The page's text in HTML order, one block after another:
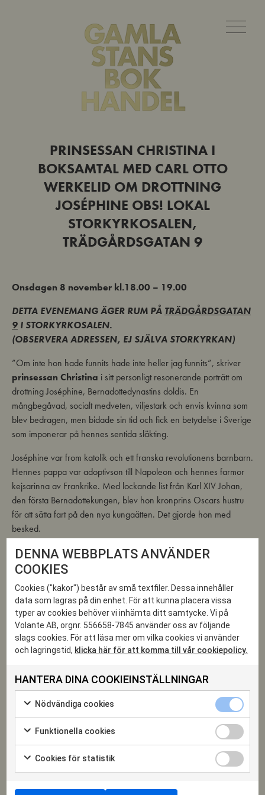
PRINSESSAN CHRISTINA I
BOKSAMTAL MED CARL OTTO
WERKELID OM DROTTNING
JOSÉPHINE OBS! LOKAL
STORKYRKOSALEN,
TRÄDGÅRDSGATAN 9
Onsdagen 8 november kl.18.00 – 19.00
DETTA EVENEMANG ÄGER RUM PÅ TRÄDGÅRDSGATAN
9 I STORKYRKOSALEN.
(OBSERVERA ADRESSEN, EJ SJÄLVA STORKYRKAN)
”Om inte hon hade funnits hade inte heller jag funnits”, skriver
prinsessan Christina i sitt personligt resonerande porträtt om
drottning Joséphine, Bernadottedynastins doldis. En
mångbegåvad, socialt medveten, viljestark och envis kvinna som
blev bedragen, men bidade sin tid och fick en betydelse i Sverige
som imponerar på hennes sentida släkting.
Joséphine var from katolik och ett franska revolutionens barnbarn.
Hennes pappa var adoptivson till Napoleon och hennes farmor
kejsarinna av Frankrike. Med lockande list från Karl XIV Johan,
den första Bernadottekungen, blev hon kronprins Oscars hustru
för att sätta fart på den nya kungaätten. Det gjorde hon med
besked.
Detta ärprinsessan Christinastredje bok i samarbete med
Carl Otto Werkelid
Prinsessan ChristinaFru Magnuson är syster till kung Carl XVI
Gustaf. Efter studenten 1963 studerade hon vid Radcliffe College i
USA och senare också konsthistoria vid Stockholms universitet. I
många år var hon arbetande styrelseordförande för Svenska
Röda Korset och har också haft uppdrag för Internationella Röda
engagemang för svensk dans och andra kulturyttringar finns
bland hennes många insatser. Tillsammans med journalisten och
kulturskribenten Carl Otto Werkelid har hon skrivit
böckernaDagar på Drottningholm(2016) ochHon kallades
Daisy (2020).
Samtalet hålls i Storkyrkans lokal Storkyrkosalen på
Trädgårdsgatan 9.Karta hittar duhär.
DENNA WEBBPLATS ANVÄNDER
COOKIES
Cookies ("kakor") består av små textfiler. Dessa innehåller
data som lagras på din enhet. För att kunna placera vissa
typer av cookies behöver vi inhämta ditt samtycke. Vi på
Volante AB, orgnr. 556658-7845 använder oss av följande
slags cookies. För att läsa mer om vilka cookies vi använder
och lagringstid, klicka här för att komma till vår cookiepolicy.
HANTERA DINA COOKIEINSTÄLLNINGAR
Nödvändiga cookies
att
samtycka
användning
av
cookies
Nödvändiga
cookies
kryssruta
Funktionella cookies
att
samtycka
användning
Funktionella
cookies
kryssruta
Cookies för statistik
att
Cookies
för
statistik